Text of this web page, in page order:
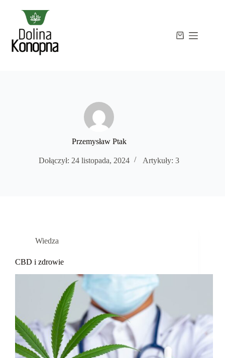
Brak
wyników
Strona
główna
Koszyk
Przemysław Ptak
Dołączył: 24 listopada, 2024 Artykuły: 3
Wiedza
CBD i zdrowie